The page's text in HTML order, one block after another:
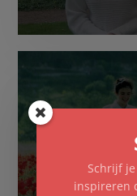
Schrijf
inspireren